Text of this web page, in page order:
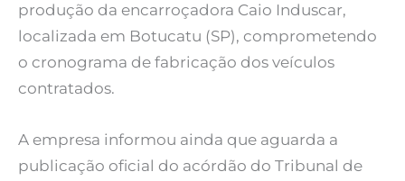
produção da encarroçadora Caio Induscar,
localizada em Botucatu (SP), comprometendo
o cronograma de fabricação dos veículos
contratados.
A empresa informou ainda que aguarda a
publicação oficial do acórdão do Tribunal de